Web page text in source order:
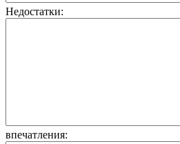
Недостатки:
впечатления: